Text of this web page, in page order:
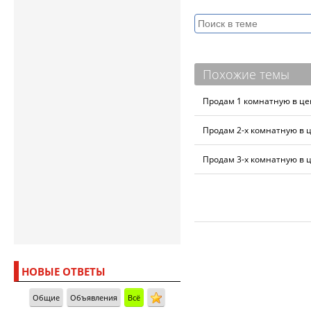
НОВЫЕ ОТВЕТЫ
Общие Объявления Всё
Похожие темы
Продам 1 комнатную в
Продам 2-х комнатную в
Продам 3-х комнатную в